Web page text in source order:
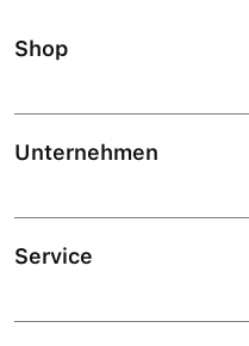
Shop
Unternehmen
Service